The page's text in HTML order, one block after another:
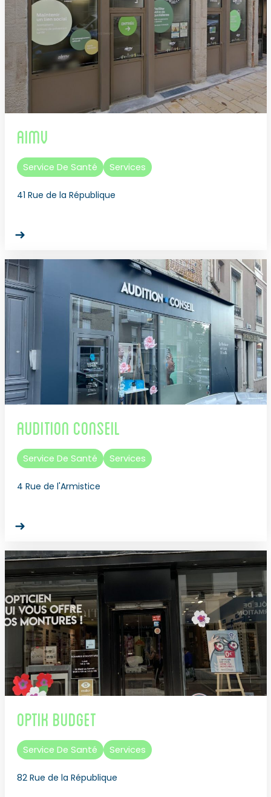
AIMV
Service De Santé Services
41 Rue de la République
Audition Conseil
Service De Santé Services
4 Rue de l'Armistice
Optik Budget
Service De Santé Services
82 Rue de la République